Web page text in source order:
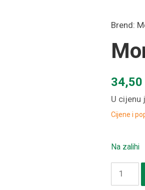
Brend:
34,50
U cijenu
Cijene i
Na zalihi
Morakniv
Fire